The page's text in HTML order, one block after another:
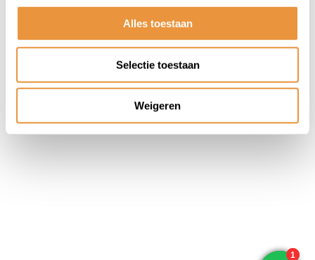
Alles toestaan
Selectie toestaan
Weigeren
Algemene voorwaarden Disclaimer
Privacy
Policy
Sitemap